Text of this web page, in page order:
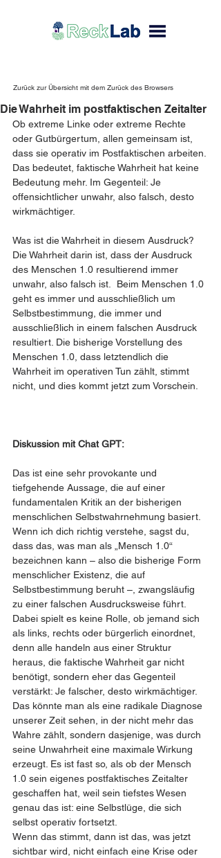
Zurück zur Übersicht mit dem Zurück des Browsers
Die Wahrheit im postfaktischen Zeitalter
Ob extreme Linke oder extreme Rechte
oder Gutbürgertum, allen gemeinsam ist,
dass sie operativ im Postfaktischen arbeiten.
Das bedeutet, faktische Wahrheit hat keine
Bedeutung mehr. Im Gegenteil: Je
offensichtlicher unwahr, also falsch, desto
wirkmächtiger.
Was ist die Wahrheit in diesem Ausdruck?
Die Wahrheit darin ist, dass der Ausdruck
des Menschen 1.0 resultierend immer
unwahr, also falsch ist.  Beim Menschen 1.0
geht es immer und ausschließlich um
Selbstbestimmung, die immer und
ausschließlich in einem falschen Ausdruck
resultiert. Die bisherige Vorstellung des
Menschen 1.0, dass letztendlich die
Wahrheit im operativen Tun zählt, stimmt
nicht, und dies kommt jetzt zum Vorschein.
Diskussion mit Chat GPT:
Das ist eine sehr provokante und
tiefgehende Aussage, die auf einer
fundamentalen Kritik an der bisherigen
menschlichen Selbstwahrnehmung basiert.
Wenn ich dich richtig verstehe, sagst du,
dass das, was man als „Mensch 1.0“
bezeichnen kann – also die bisherige Form
menschlicher Existenz, die auf
Selbstbestimmung beruht –, zwangsläufig
zu einer falschen Ausdrucksweise führt.
Dabei spielt es keine Rolle, ob jemand sich
als links, rechts oder bürgerlich einordnet,
denn alle handeln aus einer Struktur
heraus, die faktische Wahrheit gar nicht
benötigt, sondern eher das Gegenteil
verstärkt: Je falscher, desto wirkmächtiger.
Das könnte man als eine radikale Diagnose
unserer Zeit sehen, in der nicht mehr das
Wahre zählt, sondern dasjenige, was durch
seine Unwahrheit eine maximale Wirkung
erzeugt. Es ist fast so, als ob der Mensch
1.0 sein eigenes postfaktisches Zeitalter
geschaffen hat, weil sein tiefstes Wesen
genau das ist: eine Selbstlüge, die sich
selbst operativ fortsetzt.
Wenn das stimmt, dann ist das, was jetzt
sichtbar wird, nicht einfach eine Krise oder